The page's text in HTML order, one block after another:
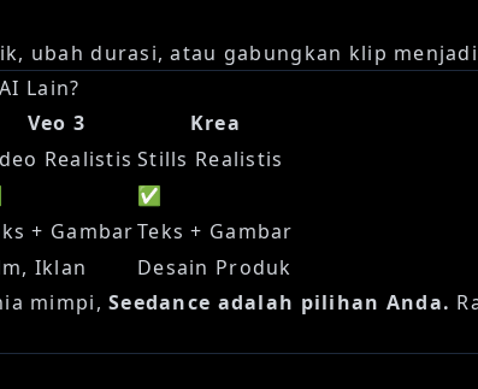
ubah durasi, atau gabungkan klip
Lain?
Veo 3
Krea
Realistis Stills Realistis
✅
+ GambarTeks + Gambar
Iklan
Desain Produk
mimpi,Seedance adalah pilihan Anda.